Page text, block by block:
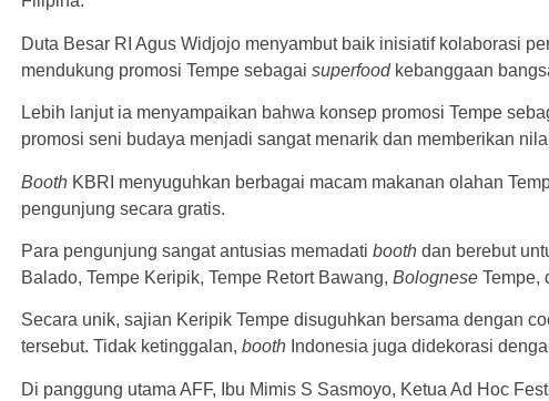
Duta Besar RI Agus Widjojo menyambut baik inisiatif kolaborasi
mendukung promosi Tempe sebagai superfood kebanggaan
Lebih lanjut ia menyampaikan bahwa konsep promosi Tempe
promosi seni budaya menjadi sangat menarik dan memberikan
Booth KBRI menyuguhkan berbagai macam makanan olahan
pengunjung secara gratis.
Para pengunjung sangat antusias memadati booth dan berebut
Balado, Tempe Keripik, Tempe Retort Bawang, Bolognese Tempe,
Secara unik, sajian Keripik Tempe disuguhkan bersama dengan
tersebut. Tidak ketinggalan, booth Indonesia juga didekorasi
Di panggung utama AFF, Ibu Mimis S Sasmoyo, Ketua Ad Hoc